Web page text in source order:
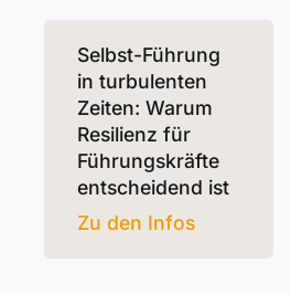
Selbst-Führung
in turbulenten
Zeiten: Warum
Resilienz für
Führungskräfte
entscheidend ist
Zu den Infos